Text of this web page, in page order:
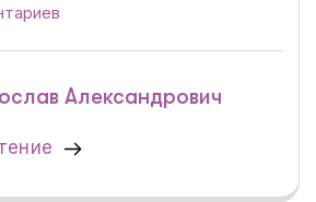
Александрович